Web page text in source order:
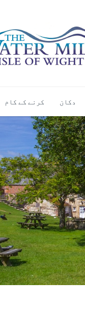
کرنے کے کام دکان